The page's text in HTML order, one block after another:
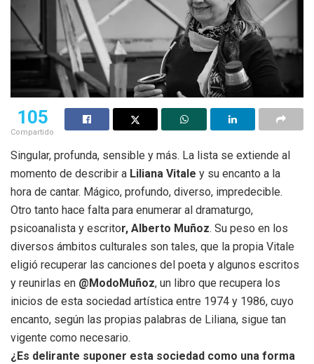
105
Compartido
Singular, profunda, sensible y más. La lista se extiende al
momento de describir a Liliana Vitale y su encanto a la
hora de cantar. Mágico, profundo, diverso, impredecible.
Otro tanto hace falta para enumerar al dramaturgo,
psicoanalista y escritor, Alberto Muñoz. Su peso en los
diversos ámbitos culturales son tales, que la propia Vitale
eligió recuperar las canciones del poeta y algunos escritos
y reunirlas en @ModoMuñoz, un libro que recupera los
inicios de esta sociedad artística entre 1974 y 1986, cuyo
encanto, según las propias palabras de Liliana, sigue tan
vigente como necesario.
¿Es delirante suponer esta sociedad como una forma